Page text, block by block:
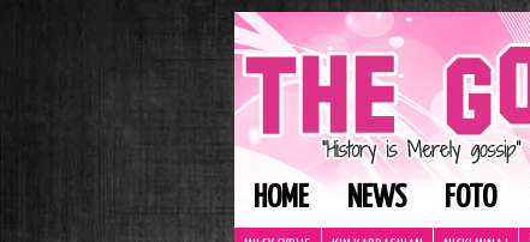
HOME NEWS FOTO